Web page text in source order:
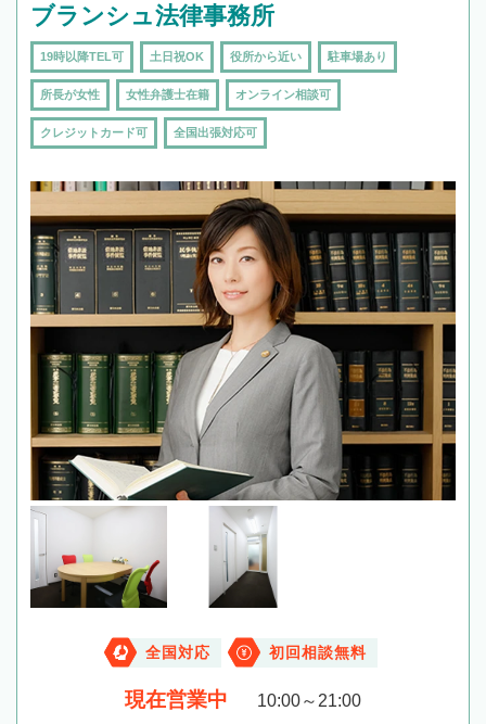
ブランシュ法律事務所
19時以降TEL可 土日祝OK 役所から近い 駐車場あり
所長が女性 女性弁護士在籍 オンライン相談可
クレジットカード可 全国出張対応可
全国対応 初回相談無料
現在営業中 10:00～21:00